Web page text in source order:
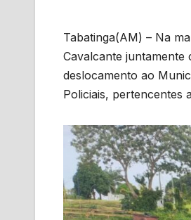
Tabatinga(AM) – Na
Cavalcante juntamente
deslocamento ao
Policiais, pertencentes